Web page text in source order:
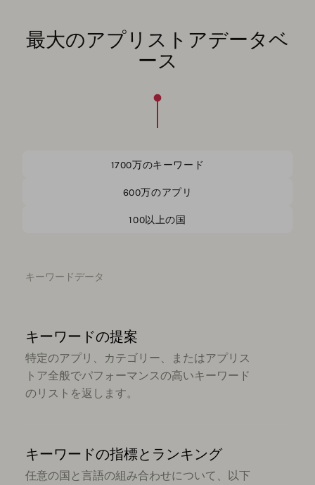
最大のアプリストアデータベ
ース
1700万のキーワード
600万のアプリ
100以上の国
キーワードデータ
キーワードの提案
特定のアプリ、カテゴリー、またはアプリス
トア全般でパフォーマンスの高いキーワード
のリストを返します。
キーワードの指標とランキング
任意の国と言語の組み合わせについて、以下